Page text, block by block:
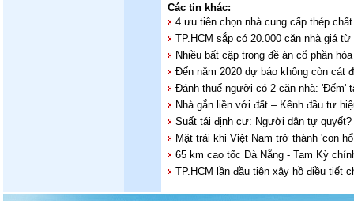
Các tin khác:
4 ưu tiên chọn nhà cung cấp thép
TP.HCM sắp có 20.000 căn nhà giá từ
Nhiều bất cập trong đề án cổ phần
Đến năm 2020 dự báo không còn cát
Đánh thuế người có 2 căn nhà: 'Đếm'
Nhà gắn liền với đất – Kênh đầu tư
Suất tái định cư: Người dân tự quyết?
Mặt trái khi Việt Nam trở thành 'con
65 km cao tốc Đà Nẵng - Tam Kỳ
TP.HCM lần đầu tiên xây hồ điều tiết